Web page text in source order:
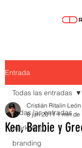
Entrada
Todas las entradas
marketing
branding
Todas las entradas
Ken, Barbie y
Cristián Ritalin León
8 jun 2011 1 min de